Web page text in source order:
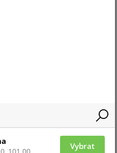
Připravujeme
HUB/REX-W
Vybrat